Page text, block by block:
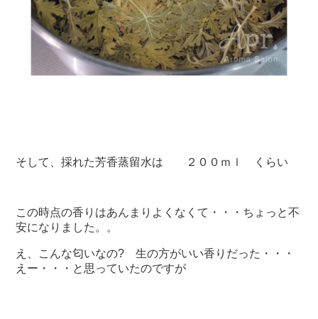
そして、採れた芳香蒸留水は ２００ｍｌ くらい
この時点の香りはあんまりよくなくて・・・ちょっと不
安になりました。。
え、こんな匂いなの? 生の方がいい香りだった・・・
えー・・・と思っていたのですが